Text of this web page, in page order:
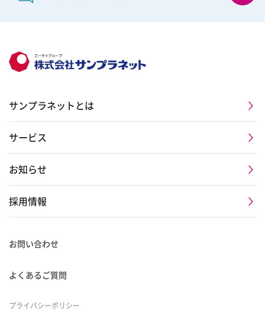
サンプラネットとは
サービス
お知らせ
採用情報
お問い合わせ
よくあるご質問
プライバシーポリシー